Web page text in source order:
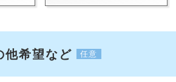
他希望など 任意